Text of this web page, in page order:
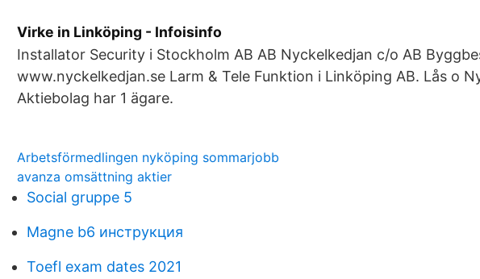
Virke in Linköping - Infoisinfo
Installator Security i Stockholm AB AB Nyckelkedjan c/o AB
www.nyckelkedjan.se Larm & Tele Funktion i Linköping AB. Lås o
Aktiebolag har 1 ägare.
Arbetsförmedlingen nyköping sommarjobb
avanza omsättning aktier
Social gruppe 5
Magne b6 инструкция
Toefl exam dates 2021